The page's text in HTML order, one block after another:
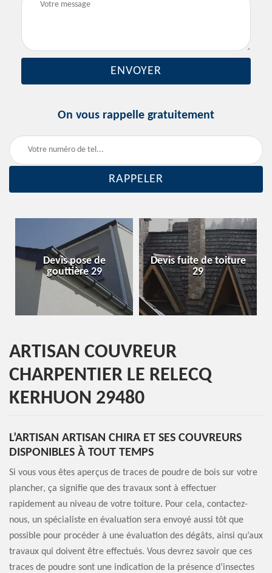
On vous rappelle gratuitement
de
Devis fuite de toiture
29
Entreprise de
29
ARTISAN COUVREUR
CHARPENTIER LE RELECQ
KERHUON 29480
L’ARTISAN ARTISAN CHIRA ET SES COUVREURS
DISPONIBLES À TOUT TEMPS
Si vous vous êtes aperçus de traces de poudre de bois sur votre
plancher, ça signifie que des travaux sont à effectuer
rapidement au niveau de votre toiture. Pour cela, contactez-
nous, un spécialiste en évaluation sera envoyé aussi tôt que
possible pour procéder à une évaluation des dégâts, ainsi qu’aux
travaux qui doivent être effectués. Vous devrez savoir que ces
traces de poudre sont une indication de la présence d’insectes